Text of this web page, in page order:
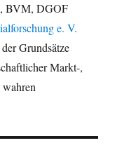
BVM, DGOF
e. V.
Grundsätze
Markt-,